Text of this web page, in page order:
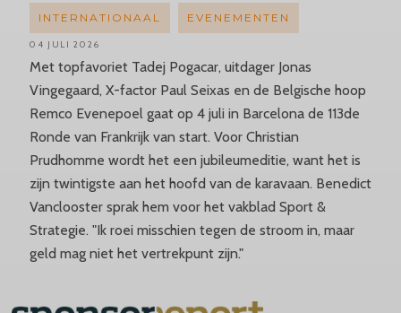
Met topfavoriet Tadej Pogacar, uitdager Jonas
Vingegaard, X-factor Paul Seixas en de Belgische hoop
Remco Evenepoel gaat op 4 juli in Barcelona de 113de
Ronde van Frankrijk van start. Voor Christian
Prudhomme wordt het een jubileumeditie, want het is
zijn twintigste aan het hoofd van de karavaan. Benedict
Vanclooster sprak hem voor het vakblad Sport &
Strategie. "Ik roei misschien tegen de stroom in, maar
geld mag niet het vertrekpunt zijn."
INTERNATIONAAL EVENEMENTEN
04 JULI 2026